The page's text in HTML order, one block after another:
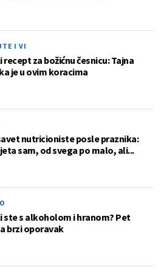
I VI
za božićnu česnicu: Tajna
je u ovim koracima
nutricioniste posle praznika:
sam, od svega po malo, ali...
ste s alkoholom i hranom? Pet
brzi oporavak